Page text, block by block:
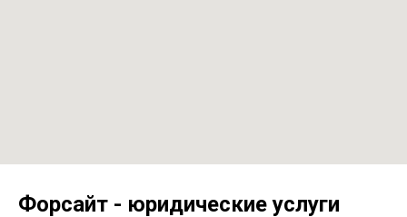
Форсайт - юридические услуги